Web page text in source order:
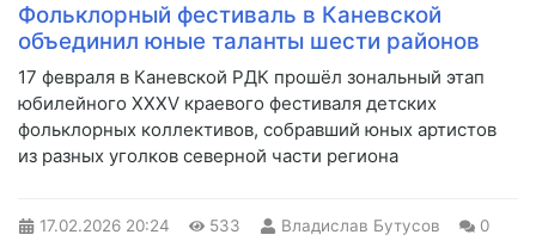
Фольклорный фестиваль в Каневской
объединил юные таланты шести районов
17 февраля в Каневской РДК прошёл зональный этап
юбилейного XXXV краевого фестиваля детских
фольклорных коллективов, собравший юных артистов
из разных уголков северной части региона
17.02.2026 20:24 533 Владислав Бутусов 0